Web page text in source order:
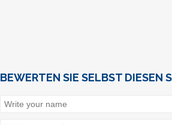
BEWERTEN SIE SELBST DIESEN